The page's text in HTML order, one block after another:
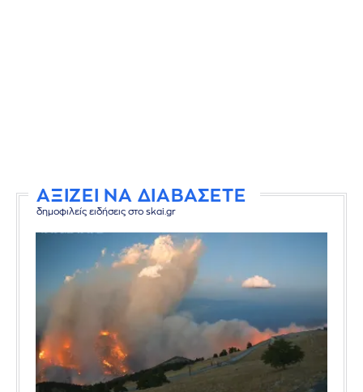
ΑΞΙΖΕΙ ΝΑ ΔΙΑΒΑΣΕΤΕ
δημοφιλείς ειδήσεις στο skai.gr